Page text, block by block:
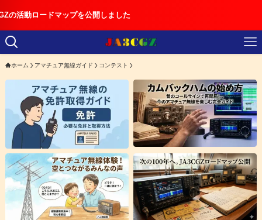
ップを公開しました
ホーム アマチュア無線ガイド コンテスト